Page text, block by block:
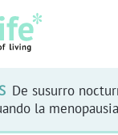
De susurro
la